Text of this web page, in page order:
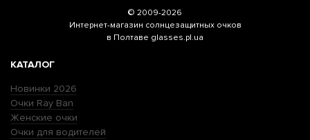
© 2009-2026
Интернет-магазин солнцезащитных очков
в Полтаве glasses.pl.ua
КАТАЛОГ
Новинки 2026
Очки Ray Ban
Женские очки
Очки для водителей